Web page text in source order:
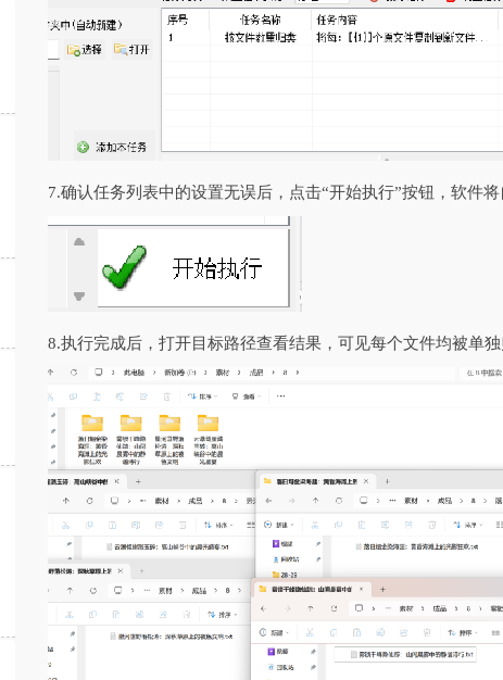
7.确认任务列表中的设置无误后，点击“开始执行”按钮，软件
8.执行完成后，打开目标路径查看结果，可见每个文件均被单